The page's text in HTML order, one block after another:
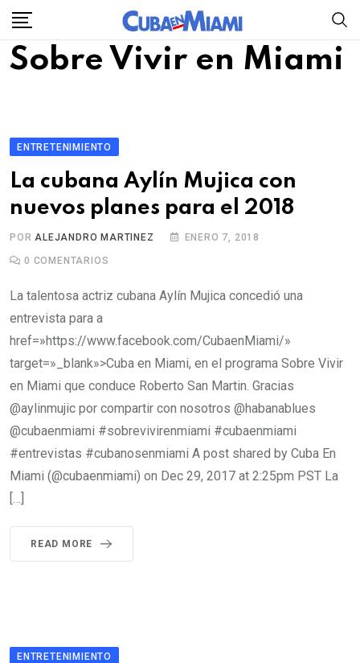
Skip
content
Sobre Vivir en Miami
ENTRETENIMIENTO
La cubana Aylín Mujica con
nuevos planes para el 2018
PORALEJANDRO MARTINEZ ENERO 7, 2018
0 COMENTARIOS
La talentosa actriz cubana Aylín Mujica concedió una
entrevista para a
href=»https://www.facebook.com/CubaenMiami/»
target=»_blank»>Cuba en Miami, en el programa Sobre Vivir
en Miami que conduce Roberto San Martin. Gracias
@aylinmujic por compartir con nosotros @habanablues
@cubaenmiami #sobrevivirenmiami #cubaenmiami
#entrevistas #cubanosenmiami A post shared by Cuba En
Miami (@cubaenmiami) on Dec 29, 2017 at 2:25pm PST La
[…]
READ MORE
ENTRETENIMIENTO